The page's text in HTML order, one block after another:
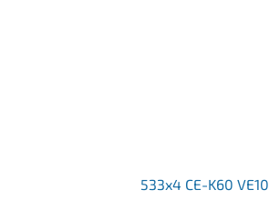
533x4 CE-K60 VE10